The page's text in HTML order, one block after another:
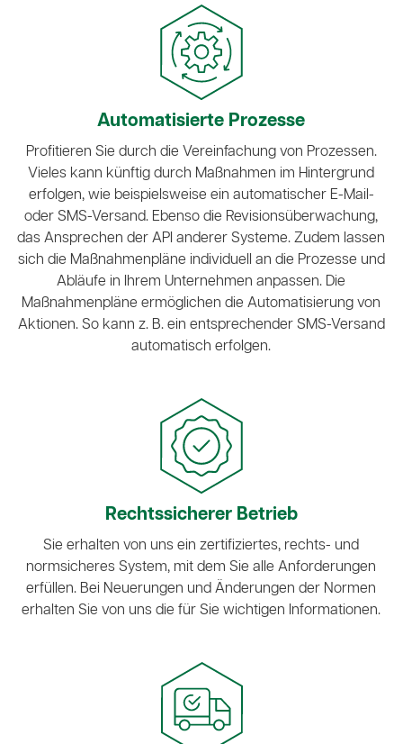
Automatisierte Prozesse
Profitieren Sie durch die Vereinfachung von Prozessen.
Vieles kann künftig durch Maßnahmen im Hintergrund
erfolgen, wie beispielsweise ein automatischer E-Mail-
oder SMS-Versand. Ebenso die Revisionsüberwachung,
das Ansprechen der API anderer Systeme. Zudem lassen
sich die Maßnahmenpläne individuell an die Prozesse und
Abläufe in Ihrem Unternehmen anpassen. Die
Maßnahmenpläne ermöglichen die Automatisierung von
Aktionen. So kann z. B. ein entsprechender SMS-Versand
automatisch erfolgen.
Rechtssicherer Betrieb
Sie erhalten von uns ein zertifiziertes, rechts- und
normsicheres System, mit dem Sie alle Anforderungen
erfüllen. Bei Neuerungen und Änderungen der Normen
erhalten Sie von uns die für Sie wichtigen Informationen.